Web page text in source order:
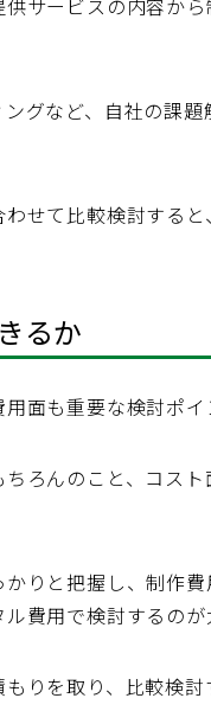
サービスの内容か
グなど、自社の課
せて比較検討する
るか
面も重要な検討ポイ
ろんのこと、コス
りと把握し、制作
費用で検討するのが
りを取り、比較検